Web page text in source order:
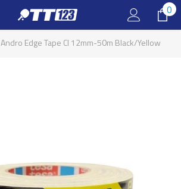
00
Andro Edge Tape CI 12mm-50m Black/yellow